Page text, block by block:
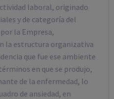
laboral, originado
y de categoría del
la Empresa,
la estructura organizativa
que fue ese ambiente
en que se produjo,
de la enfermedad, lo
de ansiedad, en